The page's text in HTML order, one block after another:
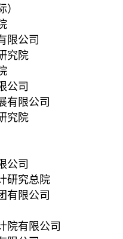
限公司
究院
公司
有限公司
究院
公司
研究总院
有限公司
院有限公司